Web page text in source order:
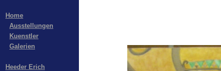
Home
Ausstellungen
Kuenstler
Galerien
Heeder Erich